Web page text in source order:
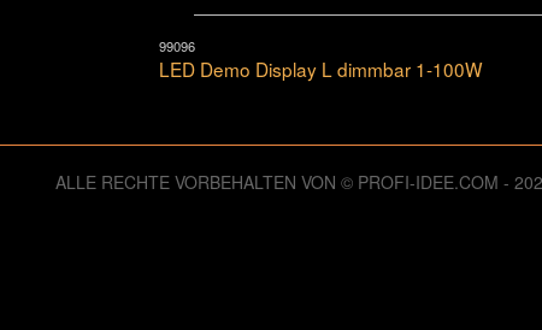
99096
LED Demo Display L dimmbar 1-100W
ALLE RECHTE VORBEHALTEN VON © PROFI-IDEE.COM -